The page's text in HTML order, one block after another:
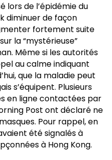
lors de l’épidémie du
diminuer de façon
fortement suite
la “mystérieuse”
Même si les autorités
au calme indiquant
que la maladie peut
s’équipent. Plusieurs
en ligne contactées par
Post ont déclaré ne
Pour rappel, en
été signalés à
à Hong Kong.